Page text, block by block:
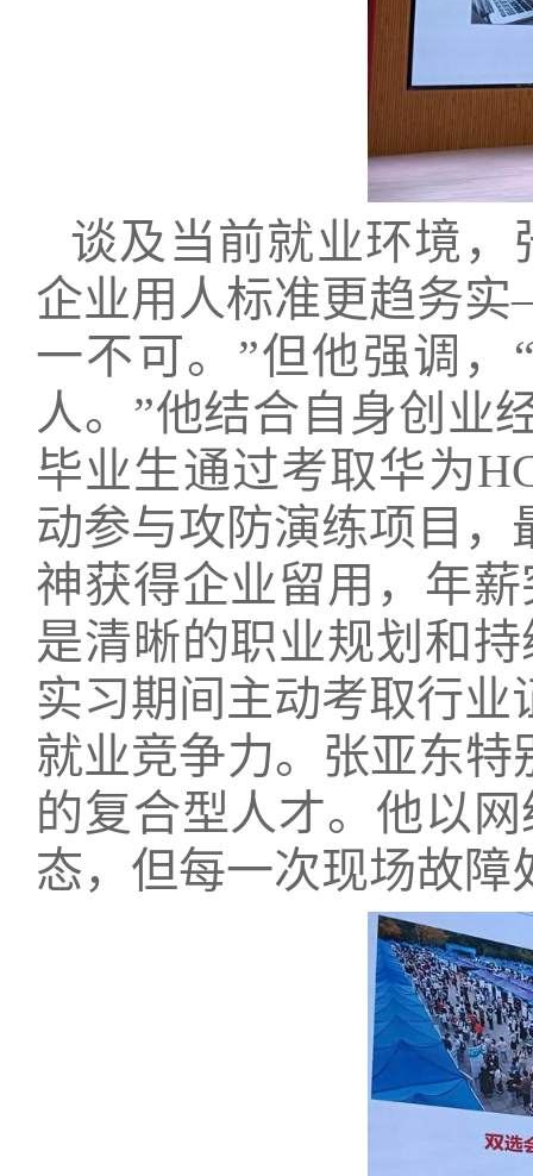
谈及当前就业环境，
企业用人标准更趋务
一不可。”但他强调
人。”他结合自身创业
毕业生通过考取华为
动参与攻防演练项目
神获得企业留用，年
是清晰的职业规划和
实习期间主动考取行
就业竞争力。张亚东特
的复合型人才。他以
态，但每一次现场故